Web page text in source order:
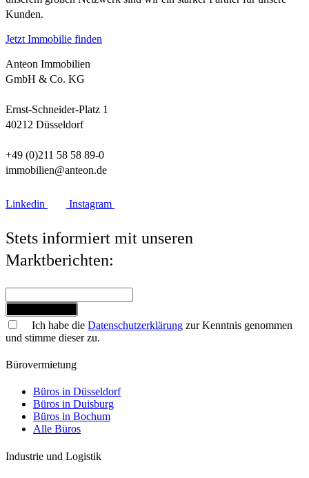
Kunden.
Jetzt Immobilie finden
Anteon Immobilien
GmbH & Co. KG
Ernst-Schneider-Platz 1
40212 Düsseldorf
+49 (0)211 58 58 89-0
immobilien@anteon.de
Linkedin Instagram
Stets informiert mit unseren
Marktberichten:
Ich habe die Datenschutzerklärung zur Kenntnis genommen
und stimme dieser zu.
Bürovermietung
Büros in Düsseldorf
Büros in Duisburg
Büros in Bochum
Alle Büros
Industrie und Logistik